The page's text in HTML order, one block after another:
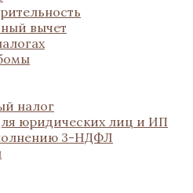
вычет
налог
юридических лиц и ИП
3-НДФЛ